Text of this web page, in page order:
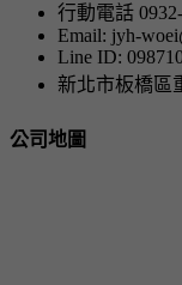
行動電話
Email: jyh-
Line ID:
新北市板橋區
公司地圖